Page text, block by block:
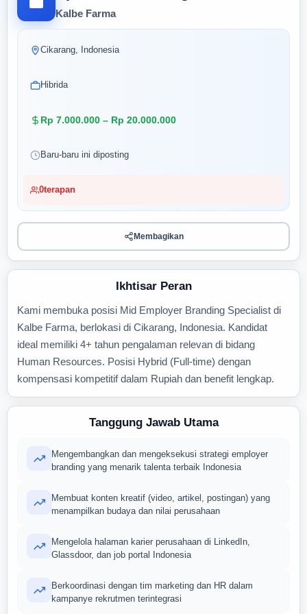
Kalbe Farma
Cikarang, Indonesia
Hibrida
Rp 7.000.000 – Rp 20.000.000
Baru-baru ini diposting
0terapan
Membagikan
Ikhtisar Peran
Kami membuka posisi Mid Employer Branding Specialist di
Kalbe Farma, berlokasi di Cikarang, Indonesia. Kandidat
ideal memiliki 4+ tahun pengalaman relevan di bidang
Human Resources. Posisi Hybrid (Full-time) dengan
kompensasi kompetitif dalam Rupiah dan benefit lengkap.
Tanggung Jawab Utama
Mengembangkan dan mengeksekusi strategi employer
branding yang menarik talenta terbaik Indonesia
Membuat konten kreatif (video, artikel, postingan) yang
menampilkan budaya dan nilai perusahaan
Mengelola halaman karier perusahaan di LinkedIn,
Glassdoor, dan job portal Indonesia
Berkoordinasi dengan tim marketing dan HR dalam
kampanye rekrutmen terintegrasi